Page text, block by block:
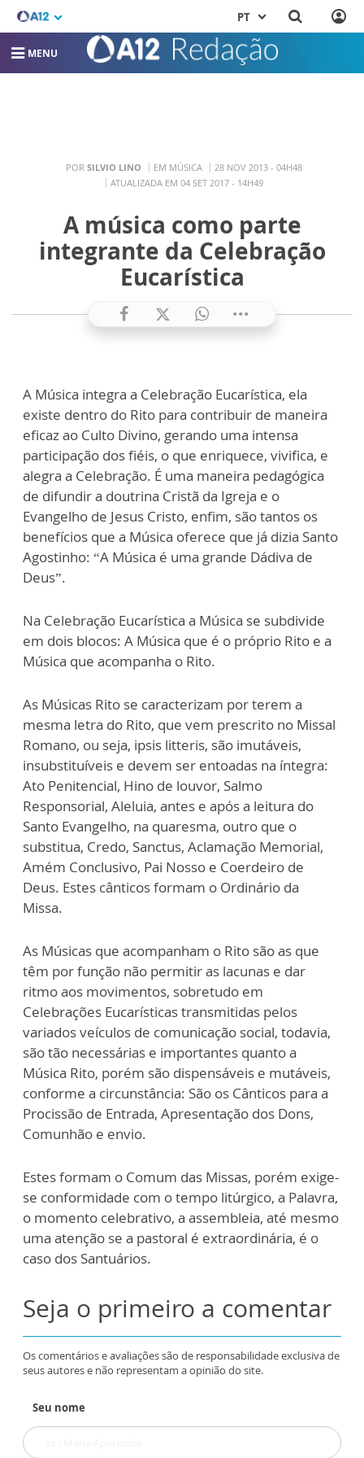
PT
MENU
POR SILVIO LINO EM MÚSICA
28 NOV 2013 - 04H48
ATUALIZADA EM 04 SET 2017 - 14H49
A música como parte
integrante da Celebração
Eucarística
A Música integra a Celebração Eucarística, ela
existe dentro do Rito para contribuir de maneira
eficaz ao Culto Divino, gerando uma intensa
participação dos fiéis, o que enriquece, vivifica, e
alegra a Celebração. É uma maneira pedagógica
de difundir a doutrina Cristã da Igreja e o
Evangelho de Jesus Cristo, enfim, são tantos os
benefícios que a Música oferece que já dizia Santo
Agostinho: “A Música é uma grande Dádiva de
Deus”.
Na Celebração Eucarística a Música se subdivide
em dois blocos: A Música que é o próprio Rito e a
Música que acompanha o Rito.
As Músicas Rito se caracterizam por terem a
mesma letra do Rito, que vem prescrito no Missal
Romano, ou seja, ipsis litteris, são imutáveis,
insubstituíveis e devem ser entoadas na íntegra:
Ato Penitencial, Hino de louvor, Salmo
Responsorial, Aleluia, antes e após a leitura do
Santo Evangelho, na quaresma, outro que o
substitua, Credo, Sanctus, Aclamação Memorial,
Amém Conclusivo, Pai Nosso e Coerdeiro de
Deus. Estes cânticos formam o Ordinário da
Missa.
As Músicas que acompanham o Rito são as que
têm por função não permitir as lacunas e dar
ritmo aos movimentos, sobretudo em
Celebrações Eucarísticas transmitidas pelos
variados veículos de comunicação social, todavia,
são tão necessárias e importantes quanto a
Música Rito, porém são dispensáveis e mutáveis,
conforme a circunstância: São os Cânticos para a
Procissão de Entrada, Apresentação dos Dons,
Comunhão e envio.
Estes formam o Comum das Missas, porém exige-
se conformidade com o tempo litúrgico, a Palavra,
o momento celebrativo, a assembleia, até mesmo
uma atenção se a pastoral é extraordinária, é o
caso dos Santuários.
Seja o primeiro a comentar
Os comentários e avaliações são de responsabilidade exclusiva de
seus autores e não representam a opinião do site.
Seu nome